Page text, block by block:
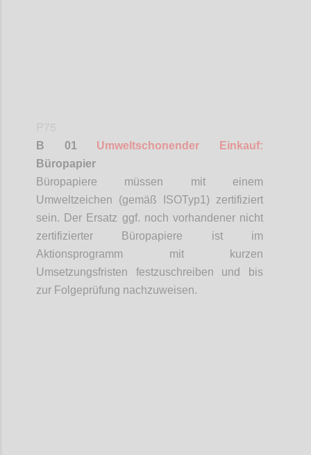
B 01 Umweltschonender Einkauf:
Büropapier
Büropapiere müssen mit einem
Umweltzeichen (gemäß ISOTyp1) zertifiziert
sein. Der Ersatz ggf. noch vorhandener nicht
zertifizierter Büropapiere ist im
Aktionsprogramm mit kurzen
Umsetzungsfristen festzuschreiben und bis
zur Folgeprüfung nachzuweisen.